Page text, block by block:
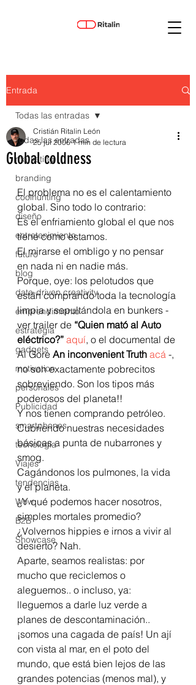
Entrada
Todas las entradas
marketing
branding
coolhunting
diseño
entretenimiento
futuro
blog
data-driven creativity
emprendimiento
estrategia
gadgets
motivation
personales
Publicidad
smartphones
tecnología
Viajes
tendencias
Wow
B2B
Showcase
Todas las entradas
Global coldness
Cristián Ritalin León
25 jul 2006 1 min de lectura
El problema no es el calentamiento
global. Sino todo lo contrario:
Es el enfriamiento global el que nos
tiene como estamos.
El mirarse el ombligo y no pensar
en nada ni en nadie más.
Porque, oye: los pelotudos que
están comprando toda la tecnología
limpia y sepultándola en bunkers -
ver trailer de “Quien mató al Auto
eléctrico?” aquí, o el documental de
Al Gore An inconvenient Truth acá -,
no son exactamente pobrecitos
sobreviendo. Son los tipos más
poderosos del planeta!!
Y nos tienen comprando petróleo.
Cubriendo nuestras necesidades
básicas a punta de nubarrones y
smog.
Cagándonos los pulmones, la vida
y el planeta.
¿Y qué podemos hacer nosotros,
simples mortales promedio?
¿Volvernos hippies e irnos a vivir al
desierto? Nah.
Aparte, seamos realistas: por
mucho que reciclemos o
aleguemos.. o incluso, ya:
lleguemos a darle luz verde a
planes de descontaminación..
¡somos una cagada de país! Un ají
con vista al mar, en el poto del
mundo, que está bien lejos de las
grandes potencias (menos mal), y